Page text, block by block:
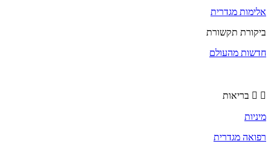
אלימות מגדרית
ביקורת תקשורת
חדשות מהעולם
בריאות
מיניות
רפואה מגדרית